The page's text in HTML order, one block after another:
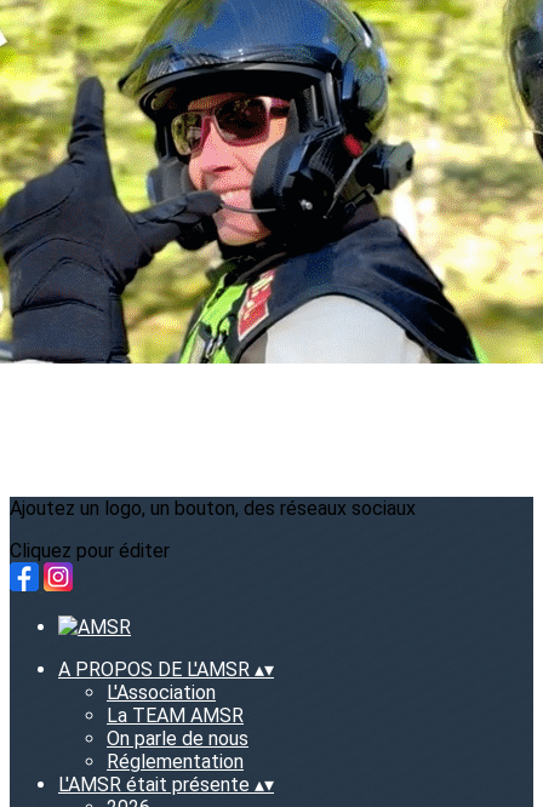
Menu
<
>
2026
2025
2024
2023
?>
Images de la page d'accueil
Cliquez pour éditer
Ajoutez un logo, un bouton, des réseaux sociaux
Cliquez pour éditer
A PROPOS DE L'AMSR ▴▾
L'Association
La TEAM AMSR
On parle de nous
Réglementation
L'AMSR était présente ▴▾